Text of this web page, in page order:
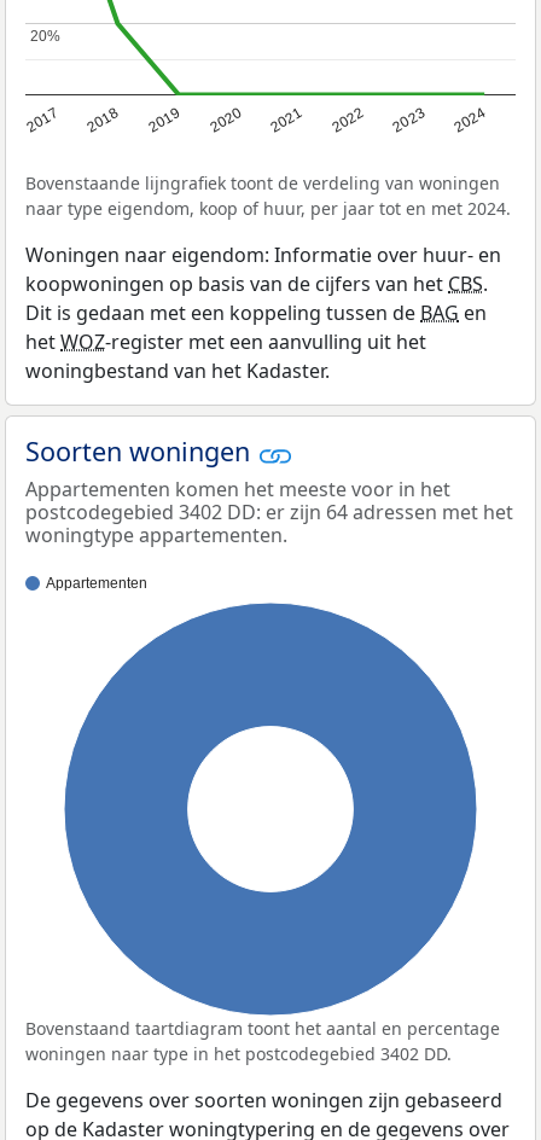
2017 2018 2019 2020 2021 2022 2023 2024
20%
20%
Bovenstaande lijngrafiek toont de verdeling van woningen
naar type eigendom, koop of huur, per jaar tot en met 2024.
Woningen naar eigendom: Informatie over huur- en
koopwoningen op basis van de cijfers van hetCBS.
Dit is gedaan met een koppeling tussen deBAG en
hetWOZ-register met een aanvulling uit het
woningbestand van het Kadaster.
Soorten woningen
Appartementen komen het meeste voor in het
postcodegebied 3402 DD: er zijn 64 adressen met het
woningtype appartementen.
Appartementen
Bovenstaand taartdiagram toont het aantal en percentage
woningen naar type in het postcodegebied 3402 DD.
De gegevens over soorten woningen zijn gebaseerd
op de Kadaster woningtypering en de gegevens over